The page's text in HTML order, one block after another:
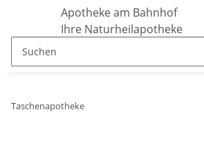
Apotheke am Bahnhof
Ihre Naturheilapotheke
Taschenapotheke